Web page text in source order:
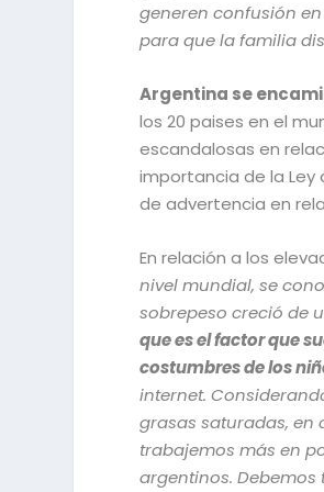
generen confusión
para que la familia
Argentina se
los 20 paises en el
escandalosas en
importancia de la Ley
de advertencia en
En relación a los
nivel mundial, se
sobrepeso creció de
que es el factor que
costumbres de los
internet.
grasas saturadas, en
trabajemos más en
argentinos.